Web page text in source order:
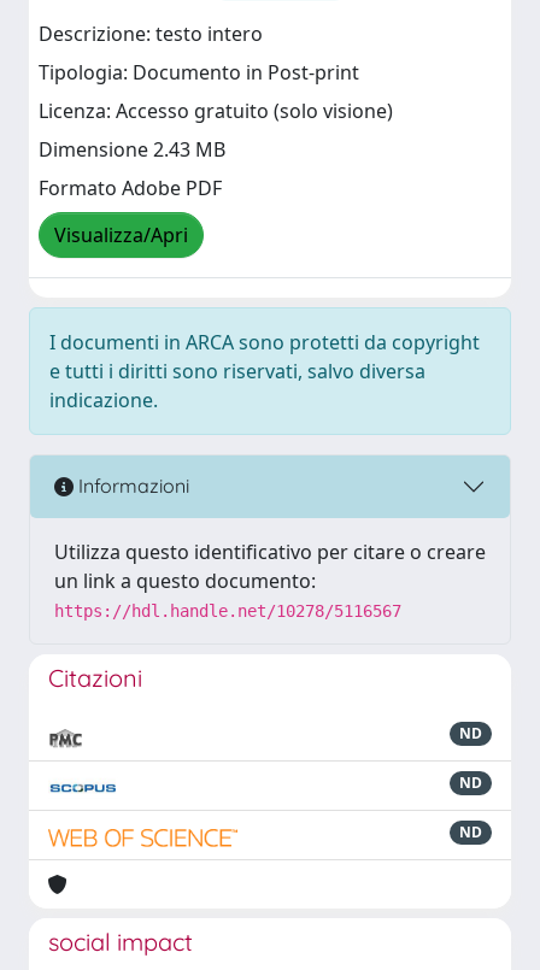
Descrizione: testo intero
Tipologia: Documento in Post-print
Licenza: Accesso gratuito (solo visione)
Dimensione 2.43 MB
Formato Adobe PDF
Visualizza/Apri
I documenti in ARCA sono protetti da copyright
e tutti i diritti sono riservati, salvo diversa
indicazione.
Informazioni
Utilizza questo identificativo per citare o creare
un link a questo documento:
https://hdl.handle.net/10278/5116567
Citazioni
ND
ND
ND
social impact